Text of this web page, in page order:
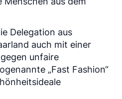
Delegation aus
auch mit einer
unfaire
„Fast Fashion“